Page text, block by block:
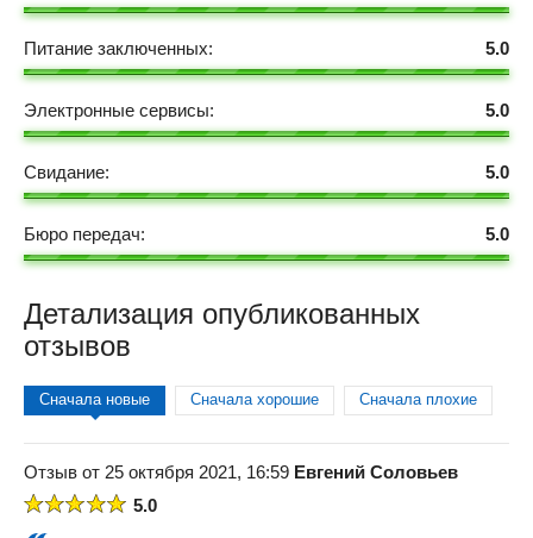
5.0
Питание заключенных:
5.0
Электронные сервисы:
5.0
Свидание:
5.0
Бюро передач:
Детализация опубликованных
отзывов
Сначала новые Сначала хорошие Сначала плохие
Отзыв от 25 октября 2021, 16:59 Евгений Соловьев
5.0